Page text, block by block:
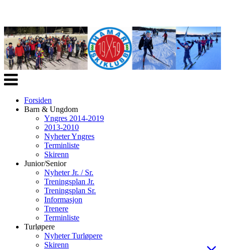
Veksle
navigasjon
Forsiden
Barn & Ungdom
Yngres 2014-2019
2013-2010
Nyheter Yngres
Terminliste
Skirenn
Junior/Senior
Nyheter Jr. / Sr.
Treningsplan Jr.
Treningsplan Sr.
Informasjon
Trenere
Terminliste
Turløpere
Nyheter Turløpere
Skirenn